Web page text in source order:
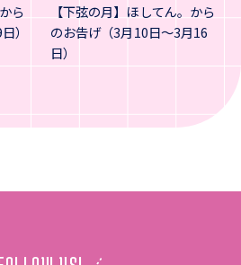
ら
）
【下弦の月】ほしてん。から
のお告げ（3月10日～3月16
日）